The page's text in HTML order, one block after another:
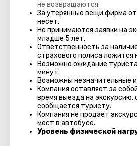
не возвращаются.
За утерянные вещи фирма
несет.
Не принимаются заявки на
младше 5 лет.
Ответственность за
страхового полиса ложится
Возможно ожидание
минут.
Возможны незначительные
Компания оставляет за
время выезда на экскурсию,
сообщается туристу.
Компания не продает
мест в автобуcе.
Уровень физической